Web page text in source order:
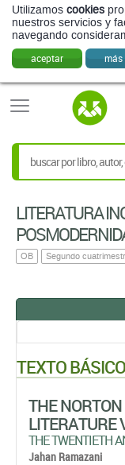
Utilizamos cookies
nuestros servicios y
navegando
aceptar más
LITERATURA
OB Segundo
TEXTO BÁSICO
THE
LITERATURE
THE TWENTIETH
Jahan Ramazani